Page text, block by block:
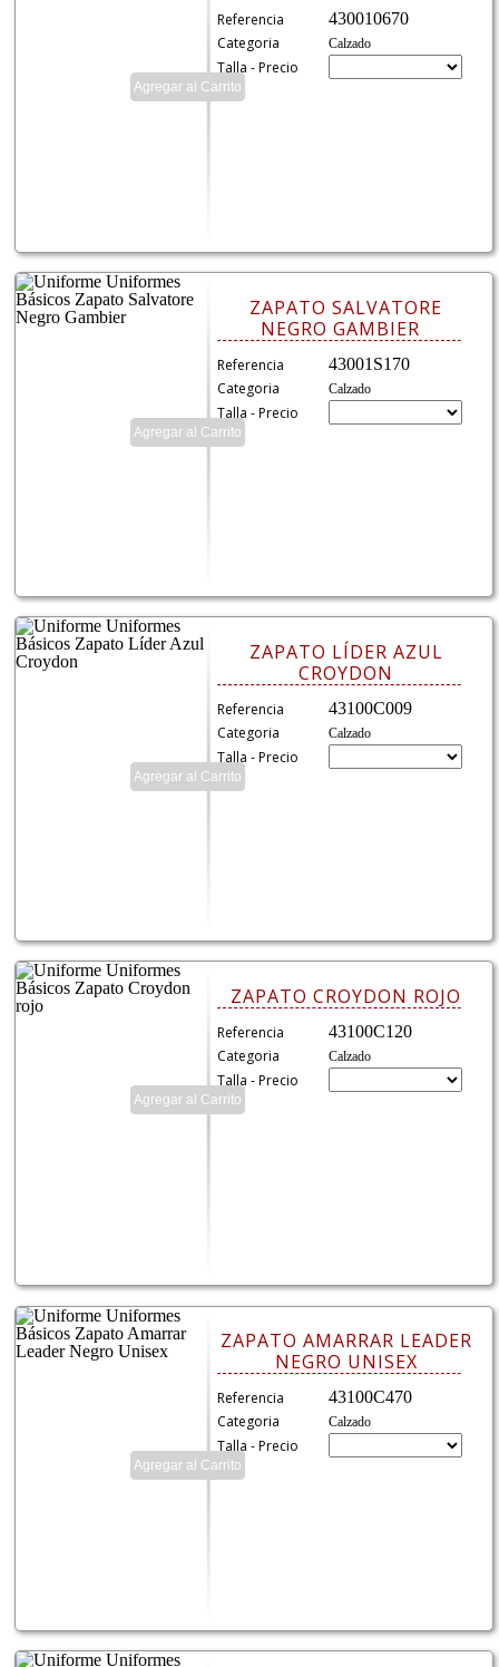
Referencia
430010670
Categoria
Calzado
Talla - Precio
ZAPATO SALVATORE
NEGRO GAMBIER
Referencia
43001S170
Categoria
Calzado
Talla - Precio
ZAPATO LÍDER AZUL
CROYDON
Referencia
43100C009
Categoria
Calzado
Talla - Precio
ZAPATO CROYDON ROJO
Referencia
43100C120
Categoria
Calzado
Talla - Precio
ZAPATO AMARRAR LEADER
NEGRO UNISEX
Referencia
43100C470
Categoria
Calzado
Talla - Precio